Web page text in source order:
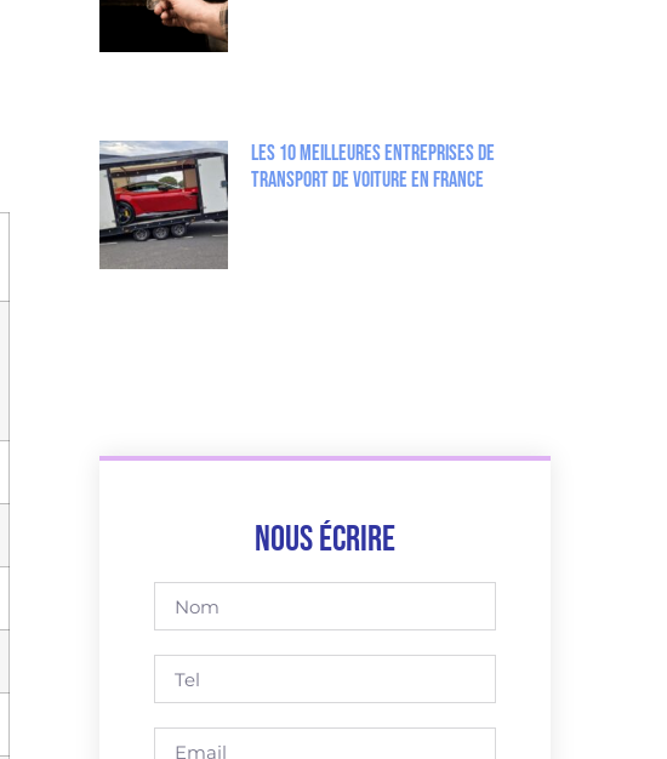
Les 10 Meilleures entreprises de
Transport de Voiture en France
Nous écrire